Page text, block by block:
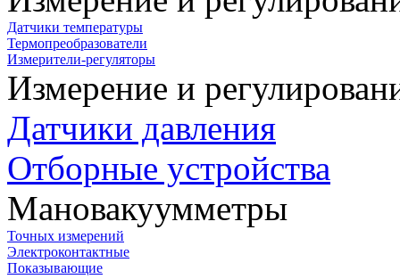
Датчики температуры
Термопреобразователи
Измерители-регуляторы
Измерение и
Датчики давления
Отборные устройства
Мановакуумметры
Точных измерений
Электроконтактные
Показывающие